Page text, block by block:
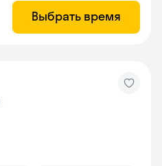
Выбрать время